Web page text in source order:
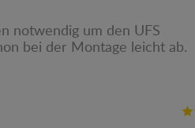
notwendig um den UFS
bei der Montage leicht ab.